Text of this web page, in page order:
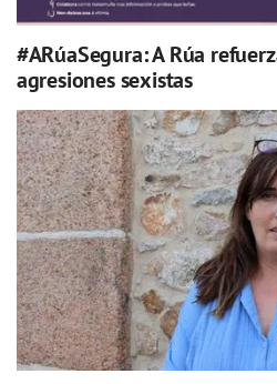
#ARúaSegura: A Rúa
agresiones sexistas